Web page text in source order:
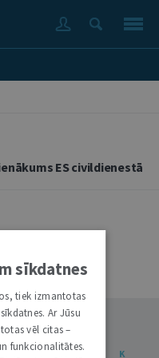
ES civildienestā
un
institūcijā
G Ģ H I
K
sīkdatnes
tiek izmantotas
Ar Jūsu
vēl citas –
funkcionalitātes.